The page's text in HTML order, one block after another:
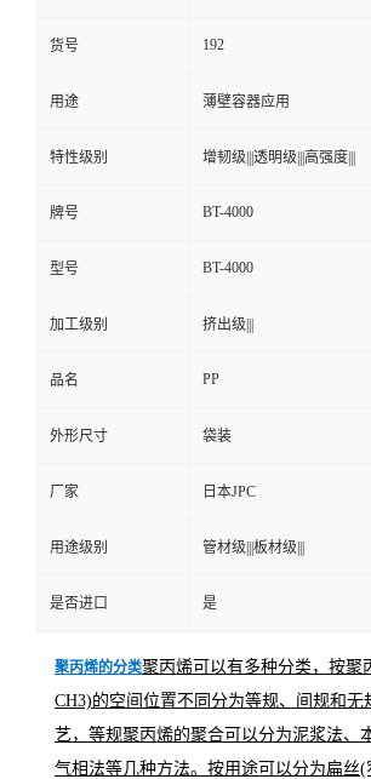
货号 192
用途 薄壁容器应用
特性级别 增韧级|||透明级|||高强度|||
牌号 BT-4000
型号 BT-4000
加工级别 挤出级|||
品名 PP
外形尺寸 袋装
厂家 日本JPC
用途级别 管材级|||板材级|||
是否进口 是
聚丙烯的分类聚丙烯可以有多种分类，按聚
CH3)的空间位置不同分为等规、间规和无
艺，等规聚丙烯的聚合可以分为泥浆法、
气相法等几种方法。按用途可以分为扁丝